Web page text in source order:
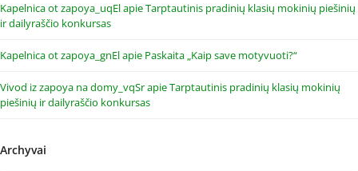
Kapelnica ot zapoya_uqElapieTarptautinis pradinių klasių mokinių piešinių
ir dailyraščio konkursas
Kapelnica ot zapoya_gnElapie Paskaita „Kaip save motyvuoti?“
Vivod iz zapoya na domy_vqSrapieTarptautinis pradinių klasių mokinių
piešinių ir dailyraščio konkursas
Archyvai